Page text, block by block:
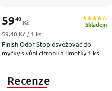
Finish Odor Stop osvěžovač do
myčky s vůní citronu a limetky 1 ks
Skladem
5940
Kč
Měrná cena:
59,40 Kč / 1 ks
Recenze